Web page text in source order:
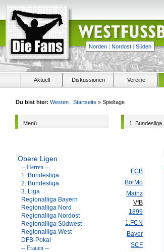
Norden | Nordost | Süden
Aktuell Diskussionen Vereine
Du bist hier: Westen | Startseite » Spieltage
Menü
Obere Ligen
-- Herren --
1. Bundesliga
2. Bundesliga
3. Liga
Regionalliga Bayern
Regionalliga Nord
Regionalliga Nordost
Regionalliga Südwest
Regionalliga West
DFB-Pokal
-- Frauen --
1. Bundesliga
FCB
BorMö
Mainz
VfB
1899
1.FCN
Bayer
SCF